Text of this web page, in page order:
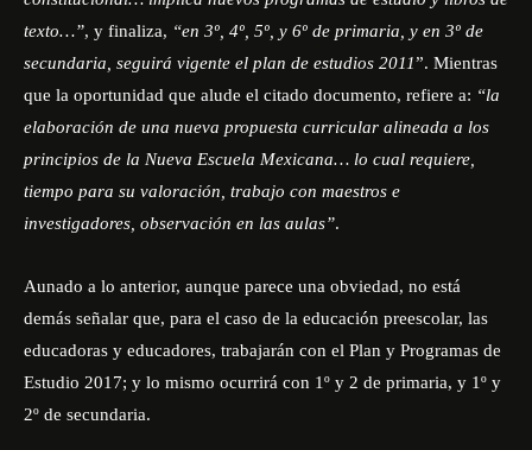
texto…”, y finaliza, “en 3º, 4º, 5º, y 6º de primaria, y en 3º de
secundaria, seguirá vigente el plan de estudios 2011”. Mientras
que la oportunidad que alude el citado documento, refiere a: “la
elaboración de una nueva propuesta curricular alineada a los
principios de la Nueva Escuela Mexicana… lo cual requiere,
tiempo para su valoración, trabajo con maestros e
investigadores, observación en las aulas”.
Aunado a lo anterior, aunque parece una obviedad, no está
demás señalar que, para el caso de la educación preescolar, las
educadoras y educadores, trabajarán con el Plan y Programas de
Estudio 2017; y lo mismo ocurrirá con 1º y 2 de primaria, y 1º y
2º de secundaria.